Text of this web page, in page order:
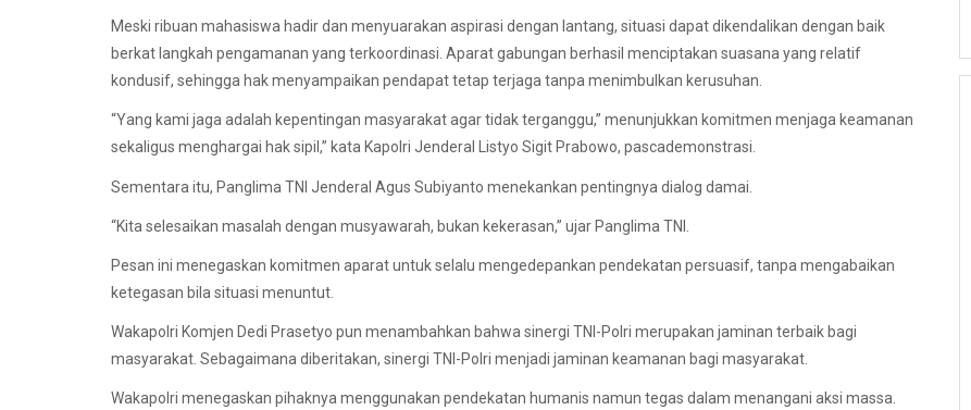
Meski ribuan mahasiswa hadir dan menyuarakan aspirasi dengan lantang, situasi dapat dikendalikan dengan baik
berkat langkah pengamanan yang terkoordinasi. Aparat gabungan berhasil menciptakan suasana yang relatif
kondusif, sehingga hak menyampaikan pendapat tetap terjaga tanpa menimbulkan kerusuhan.
“Yang kami jaga adalah kepentingan masyarakat agar tidak terganggu,” menunjukkan komitmen menjaga keamanan
sekaligus menghargai hak sipil,” kata Kapolri Jenderal Listyo Sigit Prabowo, pascademonstrasi.
Sementara itu, Panglima TNI Jenderal Agus Subiyanto menekankan pentingnya dialog damai.
“Kita selesaikan masalah dengan musyawarah, bukan kekerasan,” ujar Panglima TNI.
Pesan ini menegaskan komitmen aparat untuk selalu mengedepankan pendekatan persuasif, tanpa mengabaikan
ketegasan bila situasi menuntut.
Wakapolri Komjen Dedi Prasetyo pun menambahkan bahwa sinergi TNI-Polri merupakan jaminan terbaik bagi
masyarakat. Sebagaimana diberitakan, sinergi TNI-Polri menjadi jaminan keamanan bagi masyarakat.
Wakapolri menegaskan pihaknya menggunakan pendekatan humanis namun tegas dalam menangani aksi massa.